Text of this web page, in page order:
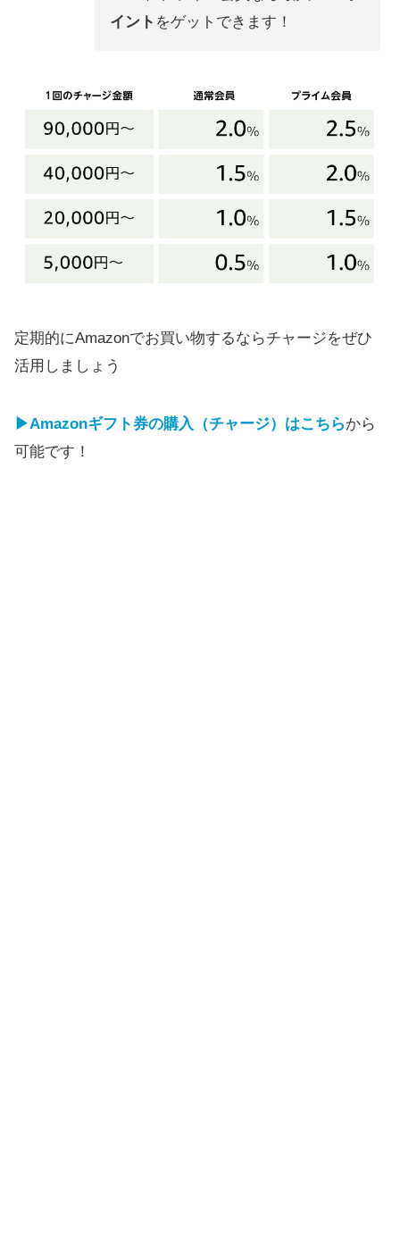
イント をゲットできます！
定期的にAmazonでお買い物するならチャージをぜひ
活用しましょう
▶Amazonギフト券の購入（チャージ）はこちらから
可能です！